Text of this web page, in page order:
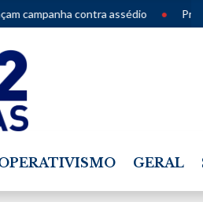
assédio • Praça Lyons recebe
GERAL